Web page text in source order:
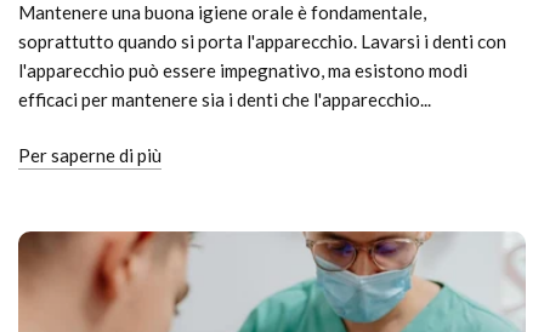
Mantenere una buona igiene orale è fondamentale,
soprattutto quando si porta l'apparecchio. Lavarsi i denti con
l'apparecchio può essere impegnativo, ma esistono modi
efficaci per mantenere sia i denti che l'apparecchio...
Per saperne di più